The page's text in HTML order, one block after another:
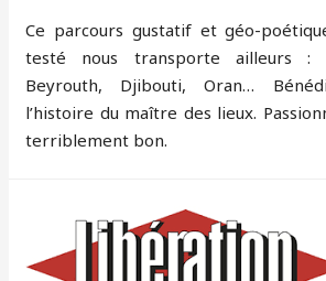
Ce parcours gustatif et géo-
testé nous transporte ailleurs :
Beyrouth, Djibouti, Oran…
l’histoire du maître des lieux.
terriblement bon.